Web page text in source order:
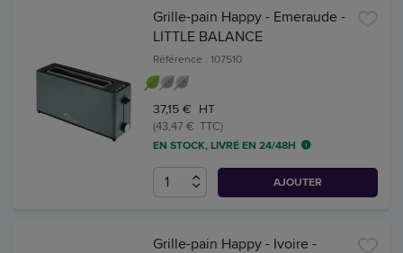
Grille-pain Happy - Emeraude -
LITTLE BALANCE
Référence : 107510
37,15 € HT
(43,47 € TTC)
EN STOCK, LIVRÉ EN 24/48H
AJOUTER
Grille-pain Happy - Ivoire -